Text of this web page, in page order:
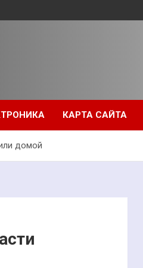
КАРТА САЙТА
домой